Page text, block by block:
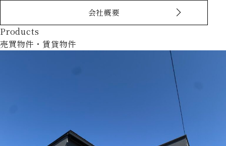
会社概要
Products
売買物件・賃貸物件